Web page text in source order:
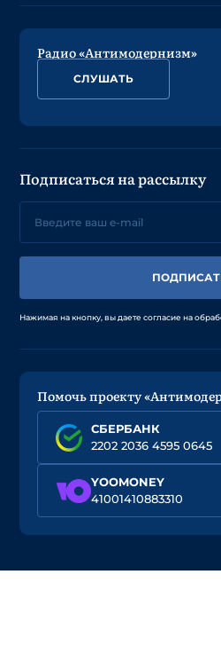
Радио «Антимодернизм»
СЛУШАТЬ
Подписаться на рассылку
Нажимая на кнопку, вы даете согласие на
Помочь проекту
СБЕРБАНК
2202 2036 4595 0645
YOOMONEY
41001410883310